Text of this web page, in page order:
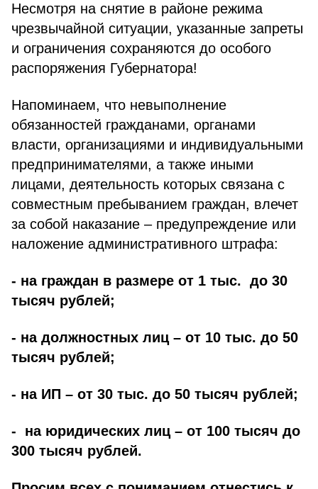
Несмотря на снятие в районе режима
чрезвычайной ситуации, указанные запреты
и ограничения сохраняются до особого
распоряжения Губернатора!
Напоминаем, что невыполнение
обязанностей гражданами, органами
власти, организациями и индивидуальными
предпринимателями, а также иными
лицами, деятельность которых связана с
совместным пребыванием граждан, влечет
за собой наказание – предупреждение или
наложение административного штрафа:
- на граждан в размере от 1 тыс. до 30
тысяч рублей;
- на должностных лиц – от 10 тыс. до 50
тысяч рублей;
- на ИП – от 30 тыс. до 50 тысяч рублей;
- на юридических лиц – от 100 тысяч до
300 тысяч рублей.